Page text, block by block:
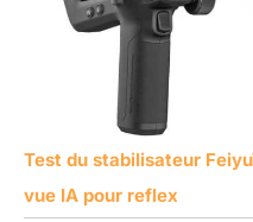
Test du stabilisateur
vue IA pour reflex